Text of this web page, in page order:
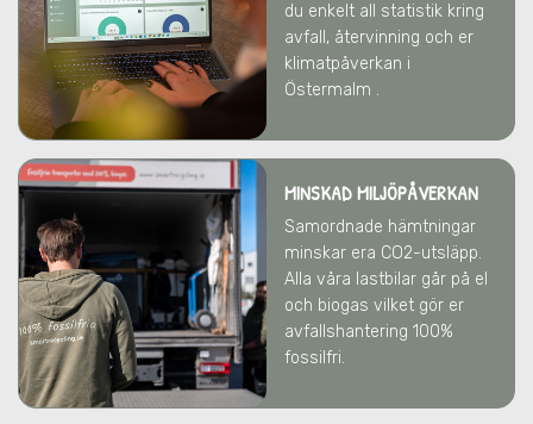
du enkelt all statistik kring
avfall, återvinning och er
klimatpåverkan i
Östermalm .
MINSKAD MILJÖPÅVERKAN
Samordnade hämtningar
minskar era CO2-utsläpp.
Alla våra lastbilar går på el
och biogas vilket gör er
avfallshantering 100%
fossilfri.